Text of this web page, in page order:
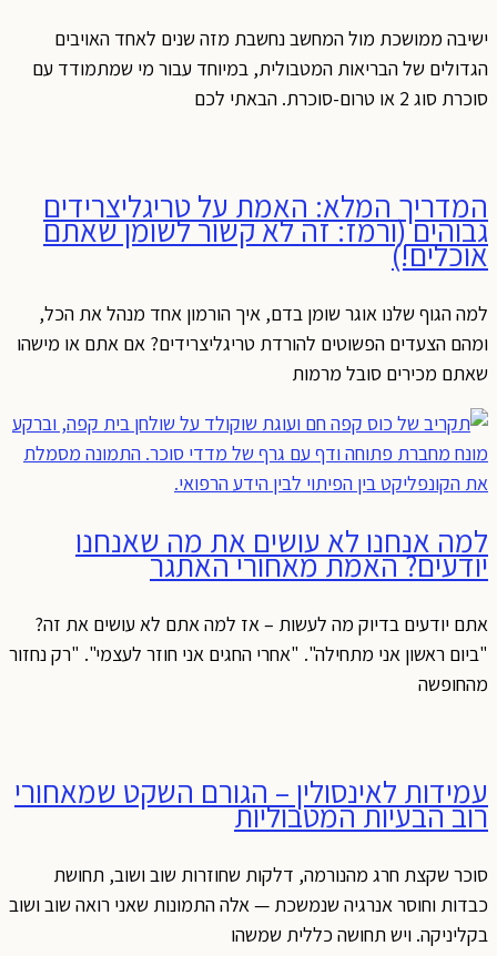
ישיבה ממושכת מול המחשב נחשבת מזה שנים לאחד האויבים
הגדולים של הבריאות המטבולית, במיוחד עבור מי שמתמודד עם
סוכרת סוג 2 או טרום-סוכרת. הבאתי לכם
המדריך המלא: האמת על טריגליצרידים
גבוהים (ורמז: זה לא קשור לשומן שאתם
אוכלים!)
למה הגוף שלנו אוגר שומן בדם, איך הורמון אחד מנהל את הכל,
ומהם הצעדים הפשוטים להורדת טריגליצרידים? אם אתם או מישהו
שאתם מכירים סובל מרמות
למה אנחנו לא עושים את מה שאנחנו
יודעים? האמת מאחורי האתגר
אתם יודעים בדיוק מה לעשות – אז למה אתם לא עושים את זה?
"ביום ראשון אני מתחילה". "אחרי החגים אני חוזר לעצמי". "רק נחזור
מהחופשה
עמידות לאינסולין – הגורם השקט שמאחורי
רוב הבעיות המטבוליות
סוכר שקצת חרג מהנורמה, דלקות שחוזרות שוב ושוב, תחושת
כבדות וחוסר אנרגיה שנמשכת — אלה התמונות שאני רואה שוב ושוב
בקליניקה. ויש תחושה כללית שמשהו